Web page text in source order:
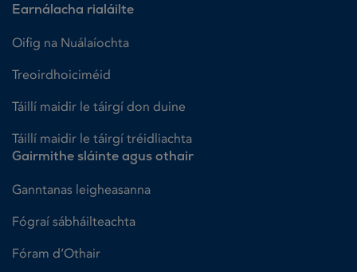
Earnálacha rialáilte
Oifig na Nuálaíochta
Treoirdhoiciméid
Táillí maidir le táirgí don duine
Táillí maidir le táirgí tréidliachta
Gairmithe sláinte agus othair
Ganntanas leigheasanna
Fógraí sábháilteachta
Fóram d’Othair